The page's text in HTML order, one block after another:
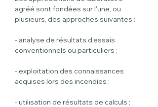
agréé sont fondées sur l'une, ou
plusieurs, des approches suivantes :
- analyse de résultats d'essais
conventionnels ou particuliers ;
- exploitation des connaissances
acquises lors des incendies ;
- utilisation de résultats de calculs ;